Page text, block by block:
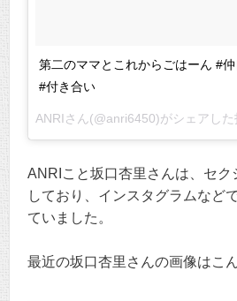
第二のママとこれからごはーん #
#付き合い
ANRIさん(@anri6450)がシェアし
ANRIこと坂口杏里さんは、セク
しており、インスタグラムなど
ていました。
最近の坂口杏里さんの画像はこ